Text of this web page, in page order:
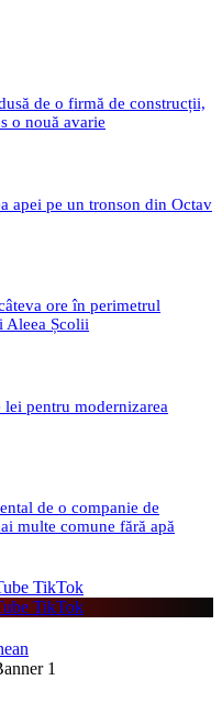
de o firmă de construcții,
o nouă avarie
apei pe un tronson din Octav
ore în perimetrul
Aleea Școlii
pentru modernizarea
de o companie de
multe comune fără apă
TikTok
TikTok